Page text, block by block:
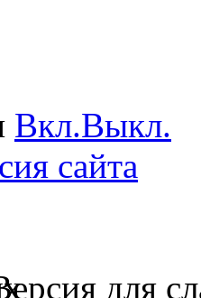
Вкл.Выкл.
сайта
для